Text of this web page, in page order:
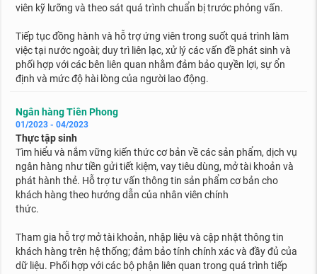
viên kỹ lưỡng và theo sát quá trình chuẩn bị trước phỏng vấn.
Tiếp tục đồng hành và hỗ trợ ứng viên trong suốt quá trình làm
việc tại nước ngoài; duy trì liên lạc, xử lý các vấn đề phát sinh và
phối hợp với các bên liên quan nhằm đảm bảo quyền lợi, sự ổn
định và mức độ hài lòng của người lao động.
Ngân hàng Tiên Phong
01/2023 - 04/2023
Thực tập sinh
Tìm hiểu và nắm vững kiến thức cơ bản về các sản phẩm, dịch vụ
ngân hàng nhưtiền gửi tiết kiệm, vay tiêu dùng, mở tài khoản và
phát hành thẻ. Hỗ trợ tư vấn thông tin sản phẩm cơ bản cho
khách hàng theo hướng dẫn của nhân viên chính
thức.
Tham gia hỗ trợ mở tài khoản, nhập liệu và cập nhật thông tin
khách hàng trên hệthống; đảm bảo tính chính xác và đầy đủ của
dữ liệu. Phối hợp với các bộ phận liên quan trong quá trình tiếp